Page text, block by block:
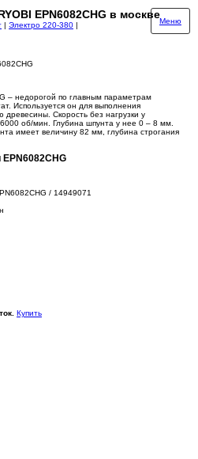
EPN6082CHG в москве
Меню
| Электро 220-380 |
– недорогой по главным параметрам
Используется он для выполнения
Скорость без нагрузки у
об/мин. Глубина шпунта у нее 0 – 8 мм.
имеет величину 82 мм, глубина строгания
/ 14949071
Купить